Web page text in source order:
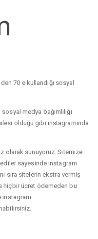
70 e kullandığı sosyal
medya bağımlılığı
olduğu gibi instagramında
olarak sunuyoruz. Sitemize
sayesinde instagram
sıra sitelerin ekstra vermiş
hiçbir ücret ödemeden bu
instagram